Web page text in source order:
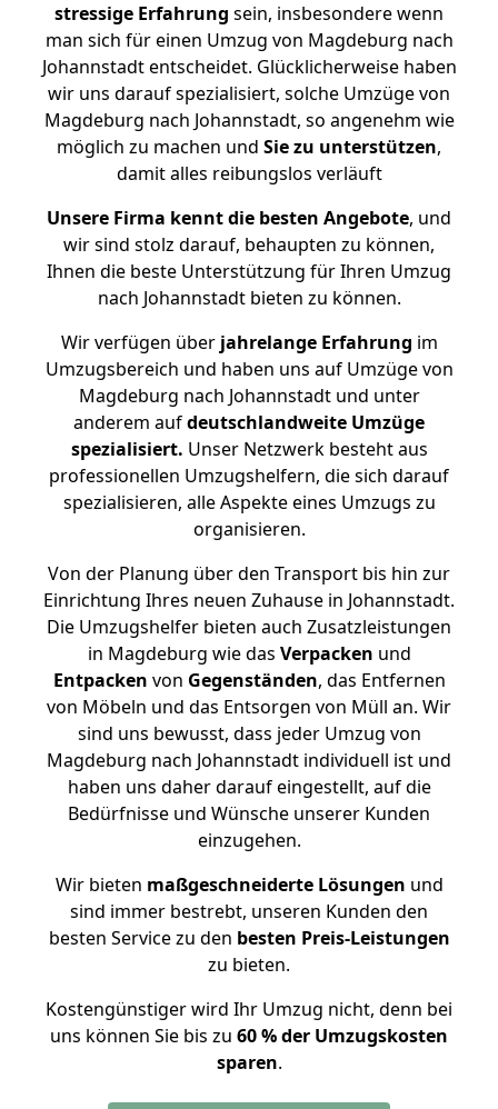
stressige Erfahrung sein, insbesondere wenn
man sich für einen Umzug von Magdeburg nach
Johannstadt entscheidet. Glücklicherweise haben
wir uns darauf spezialisiert, solche Umzüge von
Magdeburg nach Johannstadt, so angenehm wie
möglich zu machen und Sie zu unterstützen,
damit alles reibungslos verläuft
Unsere Firma kennt die besten Angebote, und
wir sind stolz darauf, behaupten zu können,
Ihnen die beste Unterstützung für Ihren Umzug
nach Johannstadt bieten zu können.
Wir verfügen überjahrelange Erfahrung im
Umzugsbereich und haben uns auf Umzüge von
Magdeburg nach Johannstadt und unter
anderem aufdeutschlandweite Umzüge
spezialisiert. Unser Netzwerk besteht aus
professionellen Umzugshelfern, die sich darauf
spezialisieren, alle Aspekte eines Umzugs zu
organisieren.
Von der Planung über den Transport bis hin zur
Einrichtung Ihres neuen Zuhause in Johannstadt.
Die Umzugshelfer bieten auch Zusatzleistungen
in Magdeburg wie das Verpacken und
Entpacken von Gegenständen, das Entfernen
von Möbeln und das Entsorgen von Müll an. Wir
sind uns bewusst, dass jeder Umzug von
Magdeburg nach Johannstadt individuell ist und
haben uns daher darauf eingestellt, auf die
Bedürfnisse und Wünsche unserer Kunden
einzugehen.
Wir bieten maßgeschneiderte Lösungen und
sind immer bestrebt, unseren Kunden den
besten Service zu den besten Preis-Leistungen
zu bieten.
Kostengünstiger wird Ihr Umzug nicht, denn bei
uns können Sie bis zu 60 % der Umzugskosten
sparen.